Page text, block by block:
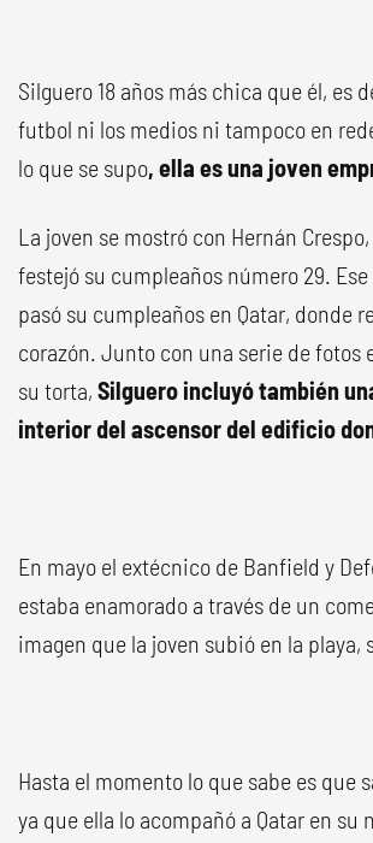
Silguero 18 años más chica que él, es
futbol ni los medios ni tampoco en
lo que se supo, ella es una joven
La joven se mostró con Hernán
festejó su cumpleaños número 29.
pasó su cumpleaños en Qatar, donde
corazón. Junto con una serie de fotos
su torta, Silguero incluyó también
interior del ascensor del edificio
En mayo el extécnico de Banfield y
estaba enamorado a través de un
imagen que la joven subió en la
Hasta el momento lo que sabe es que
ya que ella lo acompañó a Qatar en